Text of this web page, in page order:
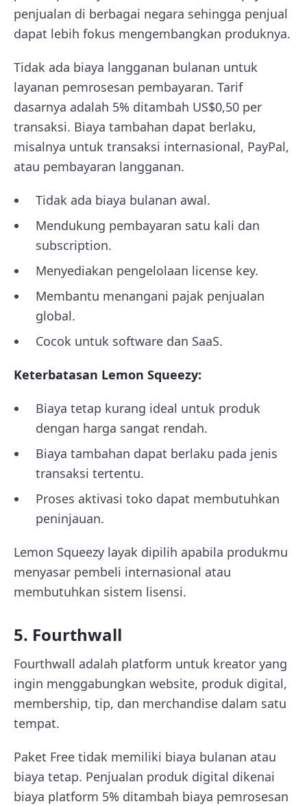
penjualan di berbagai negara sehingga penjual
dapat lebih fokus mengembangkan produknya.
Tidak ada biaya langganan bulanan untuk
layanan pemrosesan pembayaran. Tarif
dasarnya adalah 5% ditambah US$0,50 per
transaksi. Biaya tambahan dapat berlaku,
misalnya untuk transaksi internasional, PayPal,
atau pembayaran langganan.
Tidak ada biaya bulanan awal.
Mendukung pembayaran satu kali dan
subscription.
Menyediakan pengelolaan license key.
Membantu menangani pajak penjualan
global.
Cocok untuk software dan SaaS.
Keterbatasan Lemon Squeezy:
Biaya tetap kurang ideal untuk produk
dengan harga sangat rendah.
Biaya tambahan dapat berlaku pada jenis
transaksi tertentu.
Proses aktivasi toko dapat membutuhkan
peninjauan.
Lemon Squeezy layak dipilih apabila produkmu
menyasar pembeli internasional atau
membutuhkan sistem lisensi.
5. Fourthwall
Fourthwall adalah platform untuk kreator yang
ingin menggabungkan website, produk digital,
membership, tip, dan merchandise dalam satu
tempat.
Paket Free tidak memiliki biaya bulanan atau
biaya tetap. Penjualan produk digital dikenai
biaya platform 5% ditambah biaya pemrosesan